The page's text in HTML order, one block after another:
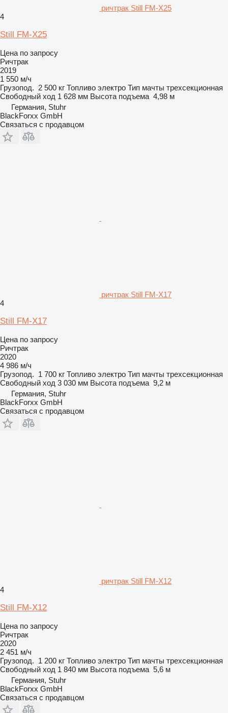
ричтрак Still FM-X25
4
Still FM-X25
Цена по запросу
Ричтрак
2019
1 550 м/ч
Грузопод. 2 500 кг Топливо электро Тип мачты трехсекционная
Свободный ход 1 628 мм Высота подъема 4,98 м
Германия, Stuhr
BlackForxx GmbH
Связаться с продавцом
ричтрак Still FM-X17
4
Still FM-X17
Цена по запросу
Ричтрак
2020
4 986 м/ч
Грузопод. 1 700 кг Топливо электро Тип мачты трехсекционная
Свободный ход 3 030 мм Высота подъема 9,2 м
Германия, Stuhr
BlackForxx GmbH
Связаться с продавцом
ричтрак Still FM-X12
4
Still FM-X12
Цена по запросу
Ричтрак
2020
2 451 м/ч
Грузопод. 1 200 кг Топливо электро Тип мачты трехсекционная
Свободный ход 1 840 мм Высота подъема 5,6 м
Германия, Stuhr
BlackForxx GmbH
Связаться с продавцом